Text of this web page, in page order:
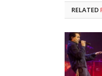
RELATED